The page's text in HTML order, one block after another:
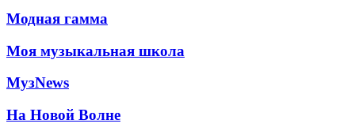
Модная гамма
Моя музыкальная школа
МузNews
На Новой Волне